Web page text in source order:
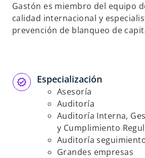
v
a
a
ñ
Gastón es miembro del equipo
calidad internacional y
prevención de blanqueo de
Especialización
Asesoría
Auditoría
Auditoría Interna,
y Cumplimiento
Auditoría
Grandes empresas